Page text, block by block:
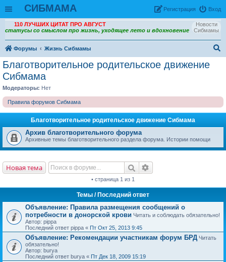
СИБМАМА Вход
Рeгиcтpaция
Новости
Сибмамы
110 ЛУЧШИХ ЦИТАТ ПРО АВГУСТ
статусы со смыслом про жизнь, уходящее лето и вдохновение
Форумы
Жизнь Сибмамы
Благотворительное родительское движение
Сибмама
Модераторы: Нет
Правила форумов Сибмама
Благотворительное родительское движение Сибмама
Архив благотворительного форума
Архивные темы благотворительного раздела форума. Истории помощи
Новая тема
• страница 1 из 1
Темы / Последний ответ
Объявление: Правила размещения сообщений о
потребности в донорской крови Читать и соблюдать обязательно!
Автор: pippa
Последний ответ pippa « Пт Окт 25, 2013 9:45
Объявление: Рекомендации участникам форум БРД Читать
обязательно!
Автор: burya
Последний ответ burya « Пт Дек 18, 2009 15:19